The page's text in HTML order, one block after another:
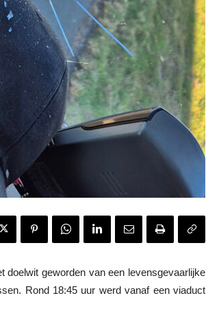
doelwit geworden van een levensgevaarlijke
Rond 18:45 uur werd vanaf een viaduct